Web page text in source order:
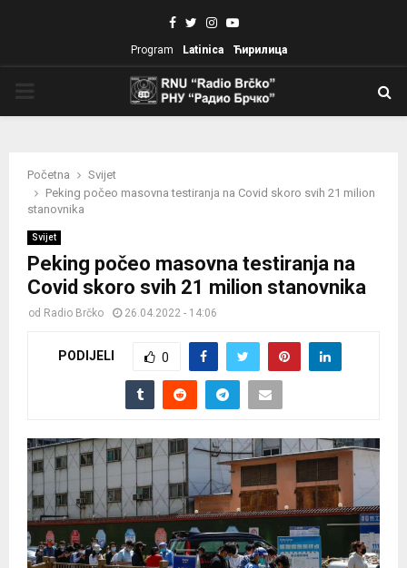
Facebook
TwitterInstagram
Youtube
Program Latinica Ћирилица
Početna
Svijet
Peking počeo masovna testiranja na Covid skoro svih 21 milion
stanovnika
Svijet
Peking počeo masovna testiranja na
Covid skoro svih 21 milion stanovnika
od Radio Brčko 26.04.2022 - 14:06
PODIJELI 0